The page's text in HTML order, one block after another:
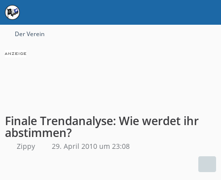
Der Verein
Finale Trendanalyse: Wie werdet ihr
abstimmen?
Zippy 29. April 2010 um 23:08